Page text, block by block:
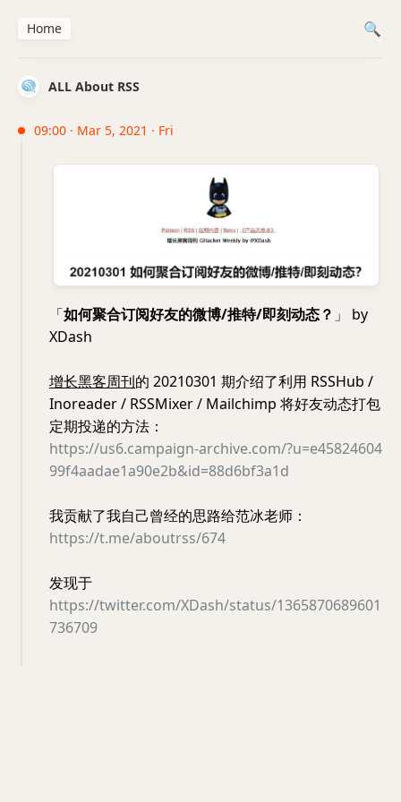
ALL About RSS
09:00 · Mar 5, 2021 · Fri
「如何聚合订阅好友的微博/推特/即刻动态？ 」 by
XDash
增长黑客周刊的 20210301 期介绍了利用 RSSHub /
Inoreader / RSSMixer / Mailchimp 将好友动态打包
定期投递的方法：
https://us6.campaign-archive.com/?u=e45824604
99f4aadae1a90e2b&id=88d6bf3a1d
我贡献了我自己曾经的思路给范冰老师：
https://t.me/aboutrss/674
发现于
https://twitter.com/XDash/status/1365870689601
736709
Home